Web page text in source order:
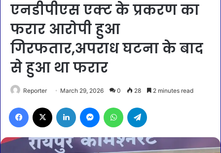
एनडीपीएस एक्ट के प्रकरण का
फरार आरोपी हुआ
गिरफतार,अपराध घटना के बाद
से हुआ था फरार
Reporter March 29, 2026 0 28 2 minutes read
Facebook LinkedIn MessengerWhatsApp